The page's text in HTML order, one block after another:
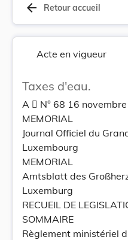
arrow_back Retour accueil
Acte en vigueur
Taxes d'eau.
A  N° 68 16
MEMORIAL
Journal Officiel du
Luxembourg
MEMORIAL
Amtsblatt des
Luxemburg
RECUEIL DE
SOMMAIRE
Règlement ministériel